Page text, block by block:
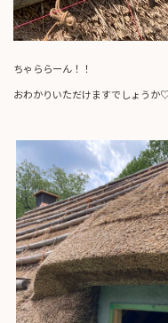
ちゃららーん！！
おわかりいただけますでしょうか